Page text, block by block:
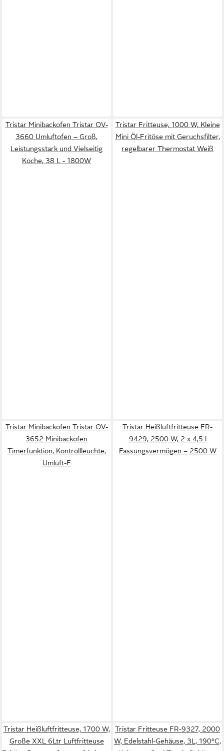
Tristar Minibackofen Tristar OV-
3660 Umluftofen – Groß,
Leistungsstark und Vielseitig
Koche, 38 L - 1800W
Tristar Fritteuse, 1000 W, Kleine
Mini Öl-Fritöse mit Geruchsfilter,
regelbarer Thermostat Weiß
Tristar Minibackofen Tristar OV-
3652 Minibackofen
Timerfunktion, Kontrollleuchte,
Umluft-F
Tristar Heißluftfritteuse FR-
9429, 2500 W, 2 x 4,5 l
Fassungsvermögen – 2500 W
Tristar Heißluftfritteuse, 1700 W,
Große XXL 6Ltr Luftfritteuse
Tristar Fritteuse FR-9327, 2000
W, Edelstahl-Gehäuse, 3L, 190°C,